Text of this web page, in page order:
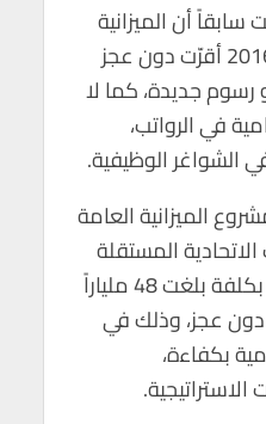
سابقاً أن الميزانية
الاتحادية للسنة المالية 2016 أقرّت دون عجز
جديدة، كما لا
في الرواتب،
الشواغر الوظيفية.
الميزانية العامة
الاتحادية المستقلة
عن السنة المالية 2016، بكلفة بلغت 48 ملياراً
دون عجز، وذلك في
بكفاءة،